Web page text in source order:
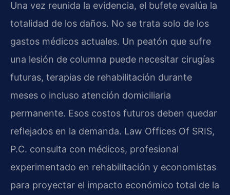
Una vez reunida la evidencia, el bufete evalúa la
totalidad de los daños. No se trata solo de los
gastos médicos actuales. Un peatón que sufre
una lesión de columna puede necesitar cirugías
futuras, terapias de rehabilitación durante
meses o incluso atención domiciliaria
permanente. Esos costos futuros deben quedar
reflejados en la demanda. Law Offices Of SRIS,
P.C. consulta con médicos, profesional
experimentado en rehabilitación y economistas
para proyectar el impacto económico total de la